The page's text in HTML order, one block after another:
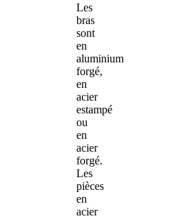
Les
bras
sont
en
aluminium
forgé,
en
acier
estampé
ou
en
acier
forgé.
Les
pièces
en
acier